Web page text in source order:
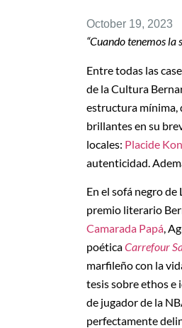
October 19, 2023
“Cuando tenemos la
Entre todas las
de la Cultura
estructura mínima,
brillantes en su
locales: Placide
autenticidad.
En el sofá negro
premio literario
Camarada Papá,
poéticaCarrefour
marfileño con la
tesis sobre ethos e
de jugador de la
perfectamente